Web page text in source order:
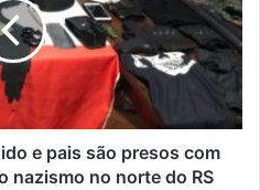
e pais são presos com
nazismo no norte do RS